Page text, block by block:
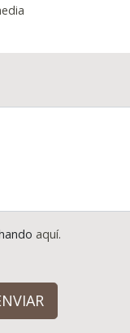
aquí.